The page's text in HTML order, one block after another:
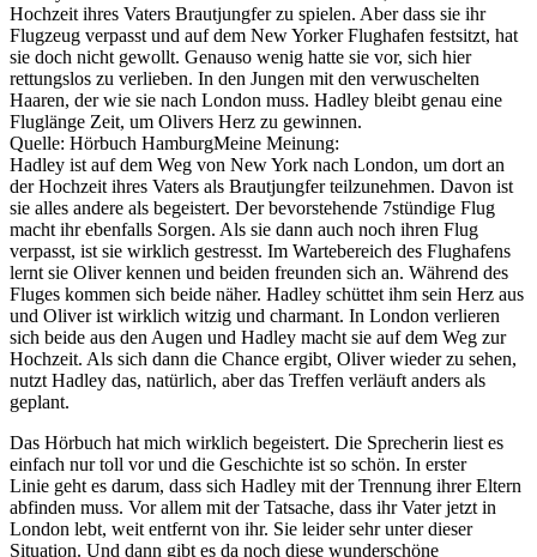
Hochzeit ihres Vaters Brautjungfer zu spielen. Aber dass sie ihr
Flugzeug verpasst und auf dem New Yorker Flughafen festsitzt, hat
sie doch nicht gewollt. Genauso wenig hatte sie vor, sich hier
rettungslos zu verlieben. In den Jungen mit den verwuschelten
Haaren, der wie sie nach London muss. Hadley bleibt genau eine
Fluglänge Zeit, um Olivers Herz zu gewinnen.
Quelle: Hörbuch HamburgMeine Meinung:
Hadley ist auf dem Weg von New York nach London, um dort an
der Hochzeit ihres Vaters als Brautjungfer teilzunehmen. Davon ist
sie alles andere als begeistert. Der bevorstehende 7stündige Flug
macht ihr ebenfalls Sorgen. Als sie dann auch noch ihren Flug
verpasst, ist sie wirklich gestresst. Im Wartebereich des Flughafens
lernt sie Oliver kennen und beiden freunden sich an. Während des
Fluges kommen sich beide näher. Hadley schüttet ihm sein Herz aus
und Oliver ist wirklich witzig und charmant. In London verlieren
sich beide aus den Augen und Hadley macht sie auf dem Weg zur
Hochzeit. Als sich dann die Chance ergibt, Oliver wieder zu sehen,
nutzt Hadley das, natürlich, aber das Treffen verläuft anders als
geplant.
Das Hörbuch hat mich wirklich begeistert. Die Sprecherin liest es
einfach nur toll vor und die Geschichte ist so schön. In erster
Linie geht es darum, dass sich Hadley mit der Trennung ihrer Eltern
abfinden muss. Vor allem mit der Tatsache, dass ihr Vater jetzt in
London lebt, weit entfernt von ihr. Sie leider sehr unter dieser
Situation. Und dann gibt es da noch diese wunderschöne